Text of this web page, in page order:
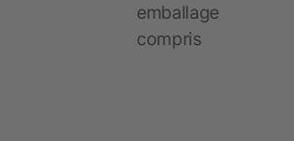
emballage
compris